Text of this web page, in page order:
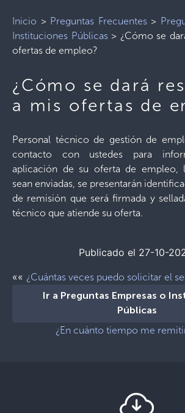
Inicio > Preguntas Frecuentes>
Instituciones Públicas> ¿Cómo se
ofertas de empleo?
¿Cómo se dará
a mis ofertas de
Personal técnico de gestión de
contacto con ustedes para
aplicación de su oferta de empleo,
sean enviadas, se presentarán
de remisión que será firmada y
técnico que atiende su oferta.
Publicado el 27-10-
«« ¿Cuántas veces puedo solicitar el
Ir a Preguntas Empresas o
Públicas
¿En cuánto tiempo me